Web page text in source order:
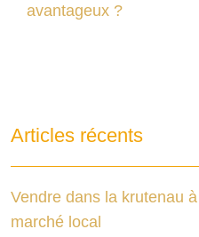
avantageux ?
Articles récents
Vendre dans la krutenau
marché local